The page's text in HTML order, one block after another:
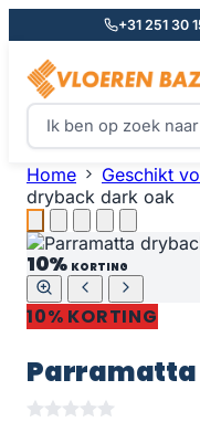
+31 251 30
Home Geschikt
dryback dark oak
10% KORTING
10% KORTING
Parramatta